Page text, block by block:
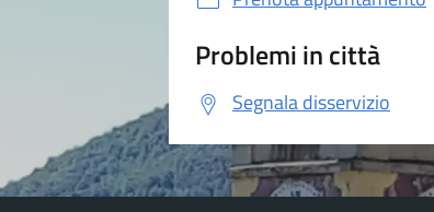
Problemi in città
Segnala disservizio